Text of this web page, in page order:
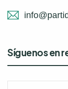
Síguenos en